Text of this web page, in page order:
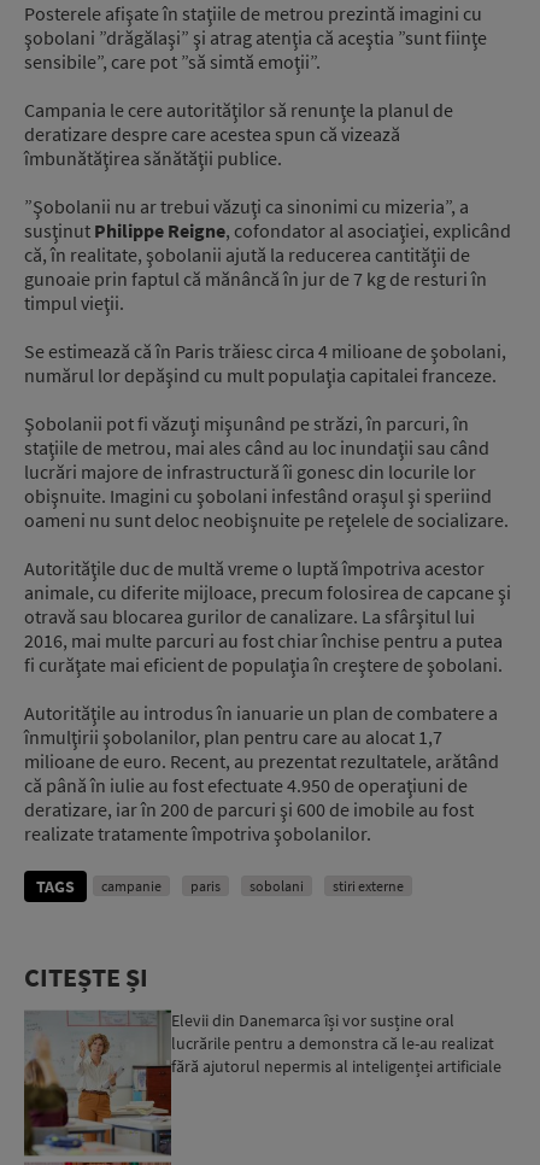
Posterele afişate în staţiile de metrou prezintă imagini cu
şobolani ”drăgălaşi” şi atrag atenţia că aceştia ”sunt fiinţe
sensibile”, care pot ”să simtă emoţii”.
Campania le cere autorităţilor să renunţe la planul de
deratizare despre care acestea spun că vizează
îmbunătăţirea sănătăţii publice.
”Şobolanii nu ar trebui văzuţi ca sinonimi cu mizeria”, a
susţinut Philippe Reigne, cofondator al asociaţiei, explicând
că, în realitate, şobolanii ajută la reducerea cantităţii de
gunoaie prin faptul că mănâncă în jur de 7 kg de resturi în
timpul vieţii.
Se estimează că în Paris trăiesc circa 4 milioane de şobolani,
numărul lor depăşind cu mult populaţia capitalei franceze.
Şobolanii pot fi văzuţi mişunând pe străzi, în parcuri, în
staţiile de metrou, mai ales când au loc inundaţii sau când
lucrări majore de infrastructură îi gonesc din locurile lor
obişnuite. Imagini cu şobolani infestând oraşul şi speriind
oameni nu sunt deloc neobişnuite pe reţelele de socializare.
Autorităţile duc de multă vreme o luptă împotriva acestor
animale, cu diferite mijloace, precum folosirea de capcane şi
otravă sau blocarea gurilor de canalizare. La sfârşitul lui
2016, mai multe parcuri au fost chiar închise pentru a putea
fi curăţate mai eficient de populaţia în creştere de şobolani.
Autorităţile au introdus în ianuarie un plan de combatere a
înmulţirii şobolanilor, plan pentru care au alocat 1,7
milioane de euro. Recent, au prezentat rezultatele, arătând
că până în iulie au fost efectuate 4.950 de operaţiuni de
deratizare, iar în 200 de parcuri şi 600 de imobile au fost
realizate tratamente împotriva şobolanilor.
TAGS campanie paris sobolani stiri externe
CITEȘTE ȘI
Elevii din Danemarca își vor susține oral
lucrările pentru a demonstra că le-au realizat
fără ajutorul nepermis al inteligenței artificiale